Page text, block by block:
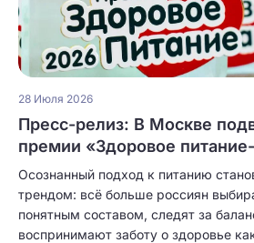
28 Июля 2026
Пресс-релиз: В Москве
премии «Здоровое
Осознанный подход к питанию
трендом: всё больше россиян
понятным составом, следят за
воспринимают заботу о здоровье